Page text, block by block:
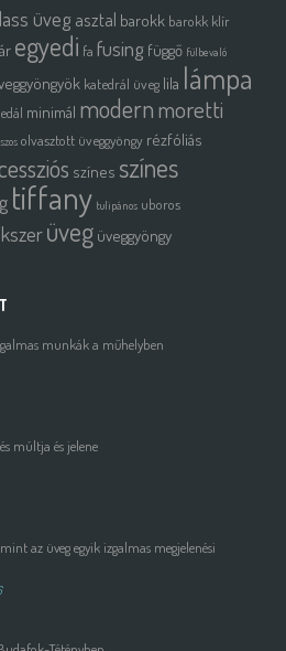
üvegasztal barokk barokk klír
egyedi fa fusing függő fülbevaló
katedrál üveg lila lámpa
minimál modernmoretti
olvasztott üveggyöngy rézfóliás
színes színes
tiffany tulipános uboros
üveg üveggyöngy
munkák a műhelyben
múltja és jelene
az üveg egyik izgalmas megjelenési